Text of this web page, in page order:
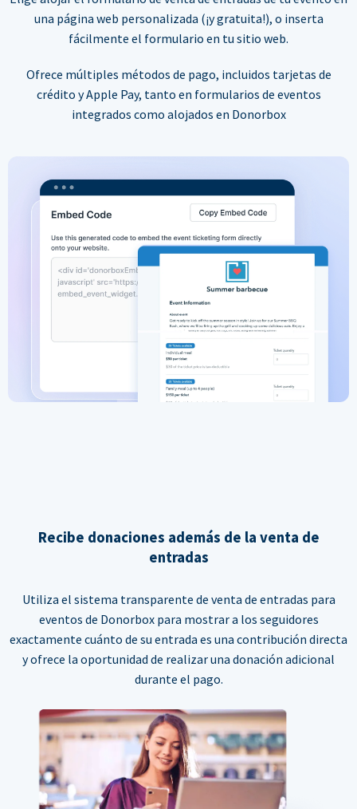
una página web personalizada (¡y gratuita!), o inserta
fácilmente el formulario en tu sitio web.
Ofrece múltiples métodos de pago, incluidos tarjetas de
crédito y Apple Pay, tanto en formularios de eventos
integrados como alojados en Donorbox
Recibe donaciones además de la venta de
entradas
Utiliza el sistema transparente de venta de entradas para
eventos de Donorbox para mostrar a los seguidores
exactamente cuánto de su entrada es una contribución directa
y ofrece la oportunidad de realizar una donación adicional
durante el pago.